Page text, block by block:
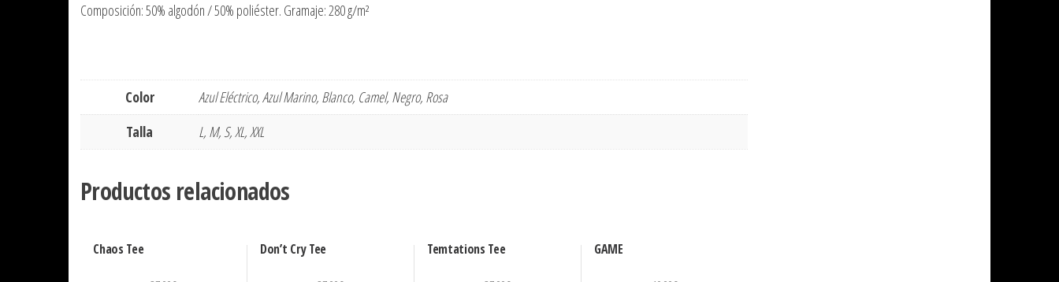
Composición: 50% algodón / 50% poliéster. Gramaje: 280 g/m²
Color
Azul Eléctrico, Azul Marino, Blanco, Camel, Negro, Rosa
Talla
L, M, S, XL, XXL
Productos relacionados
Chaos Tee Don’t Cry Tee Temtations Tee GAME